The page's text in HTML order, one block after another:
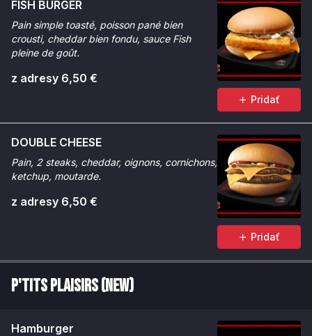
FISH BURGER
Pain simple toasté, poisson pané bien
crousti, cheddar bien fondu, sauce Fish
pleine de goût.
z adresy 6,50 €
Pridať
DOUBLE CHEESE
Pain, 2 steaks, cheddar, oignons, cornichons,
ketchup, moutarde.
z adresy 6,50 €
Pridať
P'tits Plaisirs (NEW)
Hamburger